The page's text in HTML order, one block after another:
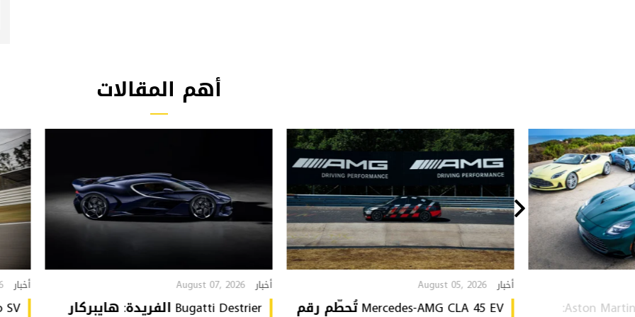
أهم المقالات
Aston Martin Heritage Collection:
أخبار August 05, 2026
Mercedes-AMG CLA 45 EV تُحطّم رقم
أخبار August 07, 2026
Bugatti Destrier الفريدة: هايبركار
أخبار